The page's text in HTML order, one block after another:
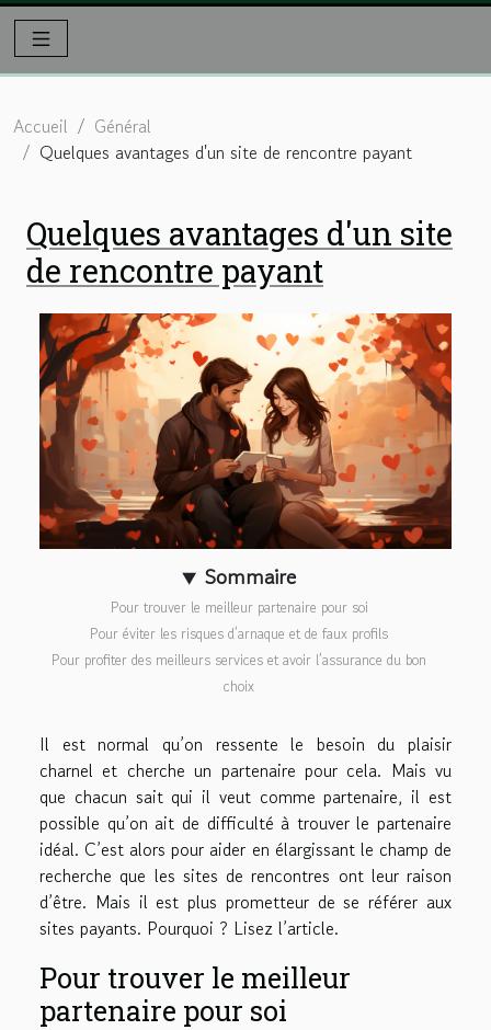
Accueil
Général
Quelques avantages d'un site de rencontre payant
Quelques avantages d'un site
de rencontre payant
Sommaire
Pour trouver le meilleur partenaire pour soi
Pour éviter les risques d’arnaque et de faux profils
Pour profiter des meilleurs services et avoir l’assurance du bon
choix
Il est normal qu’on ressente le besoin du plaisir
charnel et cherche un partenaire pour cela. Mais vu
que chacun sait qui il veut comme partenaire, il est
possible qu’on ait de difficulté à trouver le partenaire
idéal. C’est alors pour aider en élargissant le champ de
recherche que les sites de rencontres ont leur raison
d’être. Mais il est plus prometteur de se référer aux
sites payants. Pourquoi ? Lisez l’article.
Pour trouver le meilleur
partenaire pour soi